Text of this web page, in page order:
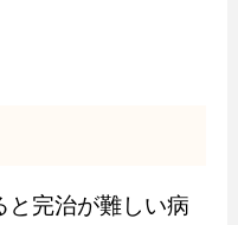
と完治が難しい病